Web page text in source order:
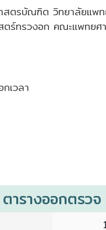
สตรบัณฑิต วิทยาลัยแพ
ตร์ทรวงอก คณะแพทย
เวลา
ตารางออกตรวจ